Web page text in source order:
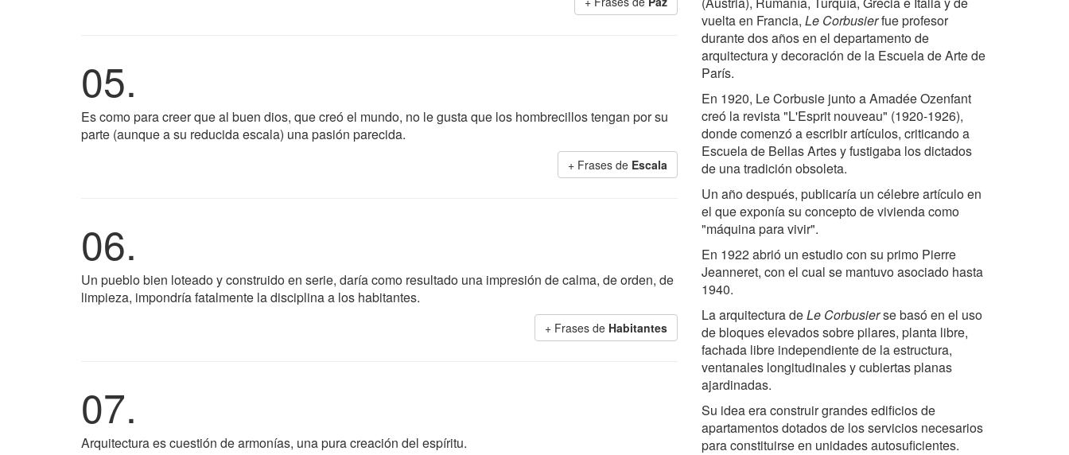
05.
Es como para creer que al buen dios, que creó el mundo, no le gusta que los hombrecillos tengan por su
parte (aunque a su reducida escala) una pasión parecida.
+ Frases de Escala
06.
Un pueblo bien loteado y construido en serie, daría como resultado una impresión de calma, de orden, de
limpieza, impondría fatalmente la disciplina a los habitantes.
+ Frases de Habitantes
07.
Arquitectura es cuestión de armonías, una pura creación del espíritu.
vuelta en Francia, Le Corbusierfue profesor
durante dos años en el departamento de
arquitectura y decoración de la Escuela de Arte de
París.
En 1920, Le Corbusie junto a Amadée Ozenfant
creó la revista "L'Esprit nouveau" (1920-1926),
donde comenzó a escribir artículos, criticando a
Escuela de Bellas Artes y fustigaba los dictados
de una tradición obsoleta.
Un año después, publicaría un célebre artículo en
el que exponía su concepto de vivienda como
"máquina para vivir".
En 1922 abrió un estudio con su primo Pierre
Jeanneret, con el cual se mantuvo asociado hasta
1940.
La arquitectura deLe Corbusierse basó en el uso
de bloques elevados sobre pilares, planta libre,
fachada libre independiente de la estructura,
ventanales longitudinales y cubiertas planas
ajardinadas.
Su idea era construir grandes edificios de
apartamentos dotados de los servicios necesarios
para constituirse en unidades autosuficientes.